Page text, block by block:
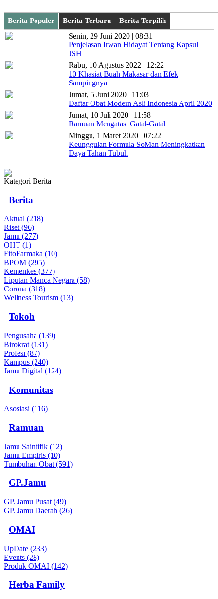
Berita Populer Berita Terbaru Berita Terpilih
Senin, 29 Juni 2020 | 08:31
Penjelasan Irwan Hidayat Tentang Kapsul
JSH
Rabu, 10 Agustus 2022 | 12:22
10 Khasiat Buah Makasar dan Efek
Sampingnya
Jumat, 5 Juni 2020 | 11:03
Daftar Obat Modern Asli Indonesia April 2020
Jumat, 10 Juli 2020 | 11:58
Ramuan Mengatasi Gatal-Gatal
Minggu, 1 Maret 2020 | 07:22
Keunggulan Formula SoMan Meningkatkan
Daya Tahan Tubuh
Kategori Berita
Berita
Aktual (218)
Riset (96)
Jamu (277)
OHT (1)
FitoFarmaka (10)
BPOM (295)
Kemenkes (377)
Liputan Manca Negara (58)
Corona (318)
Wellness Tourism (13)
Tokoh
Pengusaha (139)
Birokrat (131)
Profesi (87)
Kampus (240)
Jamu Digital (124)
Komunitas
Asosiasi (116)
Ramuan
Jamu Saintifik (12)
Jamu Empiris (10)
Tumbuhan Obat (591)
GP.Jamu
GP. Jamu Pusat (49)
GP. Jamu Daerah (26)
OMAI
UpDate (233)
Events (28)
Produk OMAI (142)
Herba Family